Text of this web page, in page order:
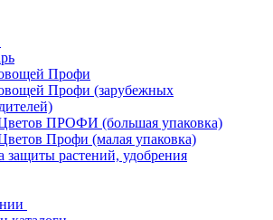
Профи
Профи (зарубежных
ПРОФИ (большая упаковка)
Профи (малая упаковка)
защиты растений, удобрения